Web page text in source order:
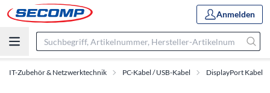
Anmelden
IT-Zubehör & Netzwerktechnik PC-Kabel / USB-Kabel DisplayPort Kabel